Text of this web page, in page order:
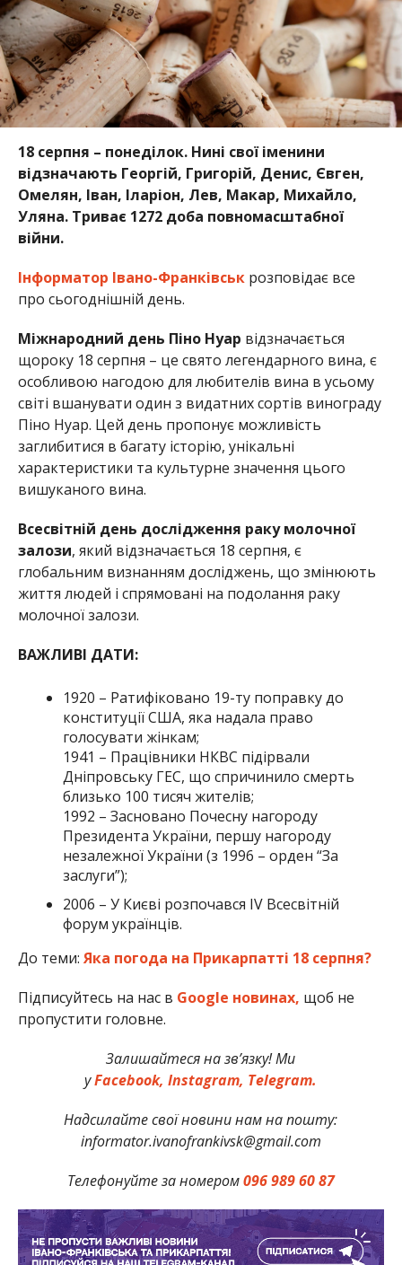
18 серпня – понеділок. Нині свої іменини
відзначають Георгій, Григорій, Денис, Євген,
Омелян, Іван, Іларіон, Лев, Макар, Михайло,
Уляна. Триває 1272 доба повномасштабної
війни.
Інформатор Івано-Франківськрозповідає все
про сьогоднішній день.
Міжнародний день Піно Нуар відзначається
щороку 18 серпня – це свято легендарного вина, є
особливою нагодою для любителів вина в усьому
світі вшанувати один з видатних сортів винограду
Піно Нуар. Цей день пропонує можливість
заглибитися в багату історію, унікальні
характеристики та культурне значення цього
вишуканого вина.
Всесвітній день дослідження раку молочної
залози, який відзначається 18 серпня, є
глобальним визнанням досліджень, що змінюють
життя людей і спрямовані на подолання раку
молочної залози.
ВАЖЛИВІ ДАТИ:
1920 – Ратифіковано 19-ту поправку до
конституції США, яка надала право
голосувати жінкам;
1941 – Працівники НКВС підірвали
Дніпровську ГЕС, що спричинило смерть
близько 100 тисяч жителів;
1992 – Засновано Почесну нагороду
Президента України, першу нагороду
незалежної України (з 1996 – орден “За
заслуги”);
2006 – У Києві розпочався IV Всесвітній
форум українців.
До теми: Яка погода на Прикарпатті 18 серпня?
Підписуйтесь на нас в Google новинах, щоб не
пропустити головне.
Залишайтеся на зв’язку! Ми
уFacebook, Instagram, Telegram.
Надсилайте свої новини нам на пошту:
informator.ivanofrankivsk@gmail.com
Телефонуйте за номером096 989 60 87